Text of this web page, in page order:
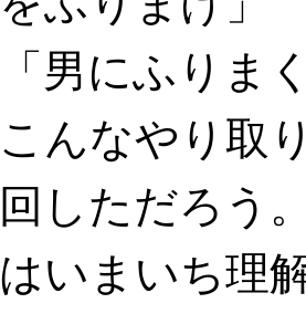
「男にふりま
こんなやり取
回しただろう
はいまいち理